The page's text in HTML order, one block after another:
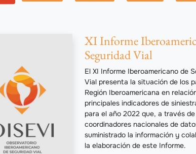
XI Informe
Seguridad Vial
El XI Informe Iberoamericano de
Vial presenta la situación de los
Región Iberoamericana en
principales indicadores de
para el año 2022 que, a través
coordinadores nacionales de
suministrado la información y
la elaboración de este Informe.